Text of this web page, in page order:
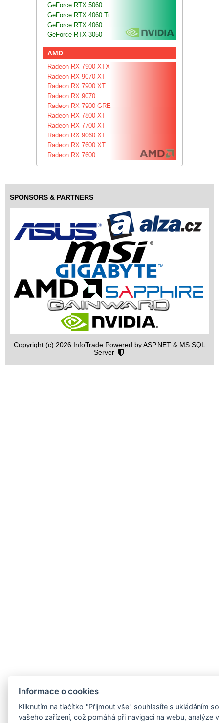
GeForce RTX 5060
GeForce RTX 4060 Ti
GeForce RTX 4060
GeForce RTX 3050
AMD
Radeon RX 7900 XTX
Radeon RX 9070 XT
Radeon RX 7900 XT
Radeon RX 9070
Radeon RX 7900 GRE
Radeon RX 7800 XT
Radeon RX 7700 XT
Radeon RX 9060 XT
Radeon RX 7600 XT
Radeon RX 7600
SPONSORS & PARTNERS
Copyright (c) 2026 InfoTrade Powered by ASP.NET & MS SQL
Server
Informace o cookies
Kliknutím na tlačítko "Přijmout vše" souhlasíte s ukládáním
vašeho zařízení, což pomáhá při navigaci na webu, analýze